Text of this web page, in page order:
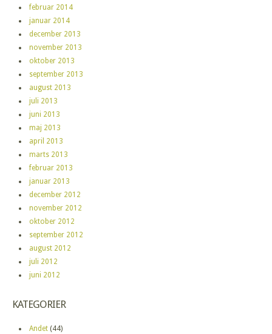
februar 2014
januar 2014
december 2013
november 2013
oktober 2013
september 2013
august 2013
juli 2013
juni 2013
maj 2013
april 2013
marts 2013
februar 2013
januar 2013
december 2012
november 2012
oktober 2012
september 2012
august 2012
juli 2012
juni 2012
KATEGORIER
Andet (44)